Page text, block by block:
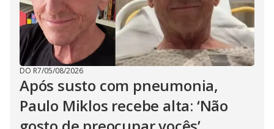
DO R7/05/08/2026
Após susto com pneumonia,
Paulo Miklos recebe alta: ‘Não